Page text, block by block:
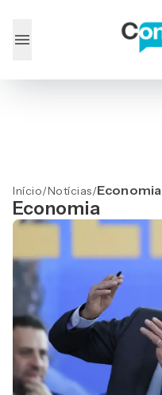
Início/Notícias/Economia
Economia